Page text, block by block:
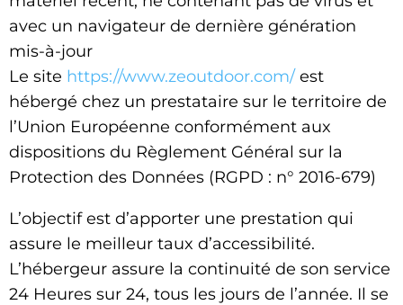
avec un navigateur de dernière génération
mis-à-jour
Le site https://www.zeoutdoor.com/ est
hébergé chez un prestataire sur le territoire de
l’Union Européenne conformément aux
dispositions du Règlement Général sur la
Protection des Données (RGPD : n° 2016-679)
L’objectif est d’apporter une prestation qui
assure le meilleur taux d’accessibilité.
L’hébergeur assure la continuité de son service
24 Heures sur 24, tous les jours de l’année. Il se